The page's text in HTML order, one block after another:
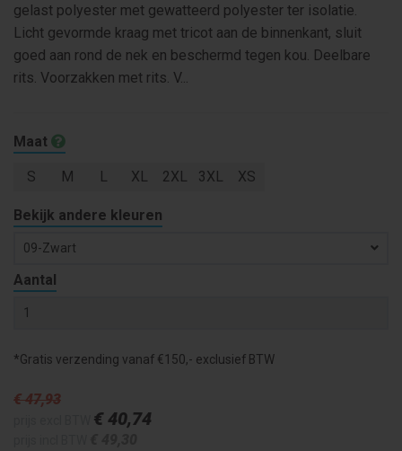
gelast polyester met gewatteerd polyester ter isolatie.
Licht gevormde kraag met tricot aan de binnenkant, sluit
goed aan rond de nek en beschermd tegen kou. Deelbare
rits. Voorzakken met rits. V...
Maat
S M L XL 2XL 3XL XS
Bekijk andere kleuren
09-Zwart
Aantal
*Gratis verzending vanaf €150,- exclusief BTW
€ 47,93
€ 40,74